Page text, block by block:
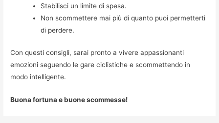
Stabilisci un limite di spesa.
Non scommettere mai più di quanto puoi permetterti
di perdere.
Con questi consigli, sarai pronto a vivere appassionanti
emozioni seguendo le gare ciclistiche e scommettendo in
modo intelligente.
Buona fortuna e buone scommesse!